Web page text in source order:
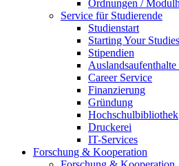
Ordnungen /
Service für Studierende
Studienstart
Starting Your Studies
Stipendien
Auslandsaufenthalte
Career Service
Finanzierung
Gründung
Hochschulbibliothek
Druckerei
IT-Services
Forschung & Kooperation